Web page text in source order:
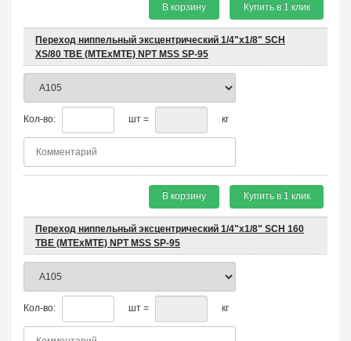
В корзину Купить в 1 клик
Переход ниппельный эксцентрический 1/4"х1/8" SCH
XS/80 TBE (MTEхMTE) NPT MSS SP-95
Кол-во: шт = кг
В корзину Купить в 1 клик
Переход ниппельный эксцентрический 1/4"х1/8" SCH 160
TBE (MTEхMTE) NPT MSS SP-95
Кол-во: шт = кг